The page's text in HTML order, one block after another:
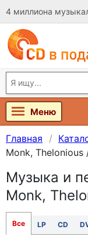
4 миллиона
Меню
Главная
Monk, Thelonious
Музыка и
Monk,
Все LP CD